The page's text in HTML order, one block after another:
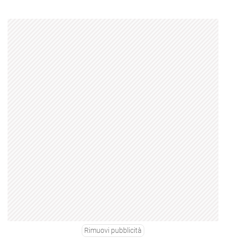
Rimuovi pubblicità